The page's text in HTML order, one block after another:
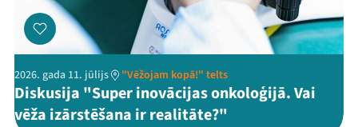
ThreadsFacebookYoutube
X Instagram
Flick TikTok
2026. gada 11. jūlijs "Vēžojam kopā!" telts
Diskusija "Super inovācijas onkoloģijā. Vai
vēža izārstēšana ir realitāte?"